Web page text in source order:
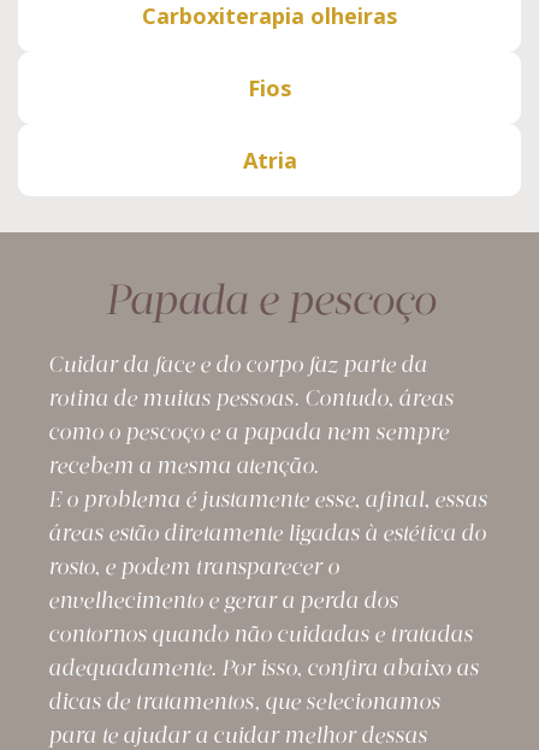
Carboxiterapia olheiras
Fios
Atria
Papada e pescoço
Cuidar da face e do corpo faz parte da
rotina de muitas pessoas. Contudo, áreas
como o pescoço e a papada nem sempre
recebem a mesma atenção.
E o problema é justamente esse, afinal, essas
áreas estão diretamente ligadas à estética do
rosto, e podem transparecer o
envelhecimento e gerar a perda dos
contornos quando não cuidadas e tratadas
adequadamente. Por isso, confira abaixo as
dicas de tratamentos, que selecionamos
para te ajudar a cuidar melhor dessas